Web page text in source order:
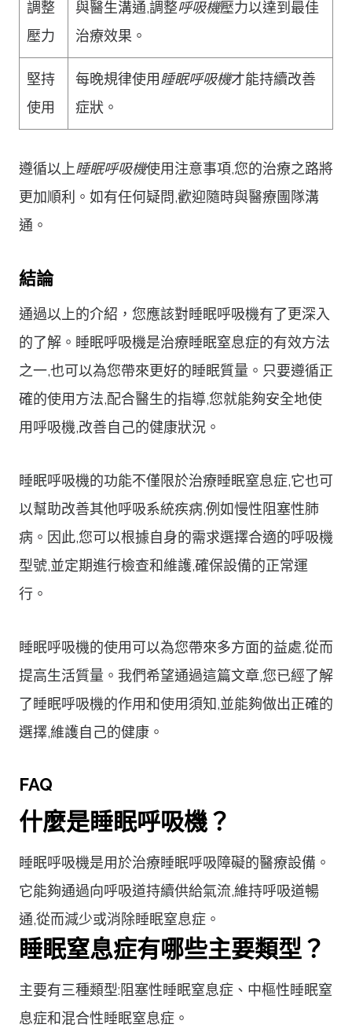
調整
壓力
與醫生溝通,調整呼吸機壓力以達到最佳
治療效果。
堅持
使用
每晚規律使用睡眠呼吸機才能持續改善
症狀。
遵循以上睡眠呼吸機使用注意事項,您的治療之路將
更加順利。如有任何疑問,歡迎隨時與醫療團隊溝
通。
結論
通過以上的介紹，您應該對睡眠呼吸機有了更深入
的了解。睡眠呼吸機是治療睡眠窒息症的有效方法
之一,也可以為您帶來更好的睡眠質量。只要遵循正
確的使用方法,配合醫生的指導,您就能夠安全地使
用呼吸機,改善自己的健康狀況。
睡眠呼吸機的功能不僅限於治療睡眠窒息症,它也可
以幫助改善其他呼吸系統疾病,例如慢性阻塞性肺
病。因此,您可以根據自身的需求選擇合適的呼吸機
型號,並定期進行檢查和維護,確保設備的正常運
行。
睡眠呼吸機的使用可以為您帶來多方面的益處,從而
提高生活質量。我們希望通過這篇文章,您已經了解
了睡眠呼吸機的作用和使用須知,並能夠做出正確的
選擇,維護自己的健康。
FAQ
什麼是睡眠呼吸機？
睡眠呼吸機是用於治療睡眠呼吸障礙的醫療設備。
它能夠通過向呼吸道持續供給氣流,維持呼吸道暢
通,從而減少或消除睡眠窒息症。
睡眠窒息症有哪些主要類型？
主要有三種類型:阻塞性睡眠窒息症、中樞性睡眠窒
息症和混合性睡眠窒息症。